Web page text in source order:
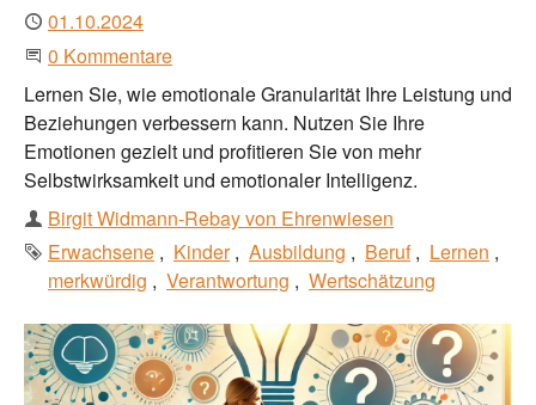
Publiziert
01.10.2024
Beginne eine Unterhaltung
0 Kommentare
Lernen Sie, wie emotionale Granularität Ihre Leistung und
Beziehungen verbessern kann. Nutzen Sie Ihre
Emotionen gezielt und profitieren Sie von mehr
Selbstwirksamkeit und emotionaler Intelligenz.
Autor
Birgit Widmann-Rebay von Ehrenwiesen
Schlagworte
Erwachsene Kinder Ausbildung Beruf
Lernen
merkwürdig
Verantwortung Wertschätzung